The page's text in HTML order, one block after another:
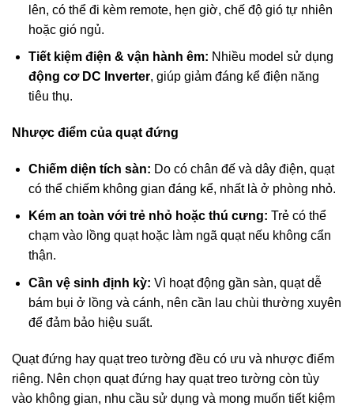
lên, có thể đi kèm remote, hẹn giờ, chế độ gió tự nhiên
hoặc gió ngủ.
Tiết kiệm điện & vận hành êm: Nhiều model sử dụng
động cơ DC Inverter, giúp giảm đáng kể điện năng
tiêu thụ.
Nhược điểm của quạt đứng
Chiếm diện tích sàn: Do có chân đế và dây điện, quạt
có thể chiếm không gian đáng kể, nhất là ở phòng nhỏ.
Kém an toàn với trẻ nhỏ hoặc thú cưng: Trẻ có thể
chạm vào lồng quạt hoặc làm ngã quạt nếu không cẩn
thận.
Cần vệ sinh định kỳ: Vì hoạt động gần sàn, quạt dễ
bám bụi ở lồng và cánh, nên cần lau chùi thường xuyên
để đảm bảo hiệu suất.
Quạt đứng hay quạt treo tường đều có ưu và nhược điểm
riêng. Nên chọn quạt đứng hay quạt treo tường còn tùy
vào không gian, nhu cầu sử dụng và mong muốn tiết kiệm